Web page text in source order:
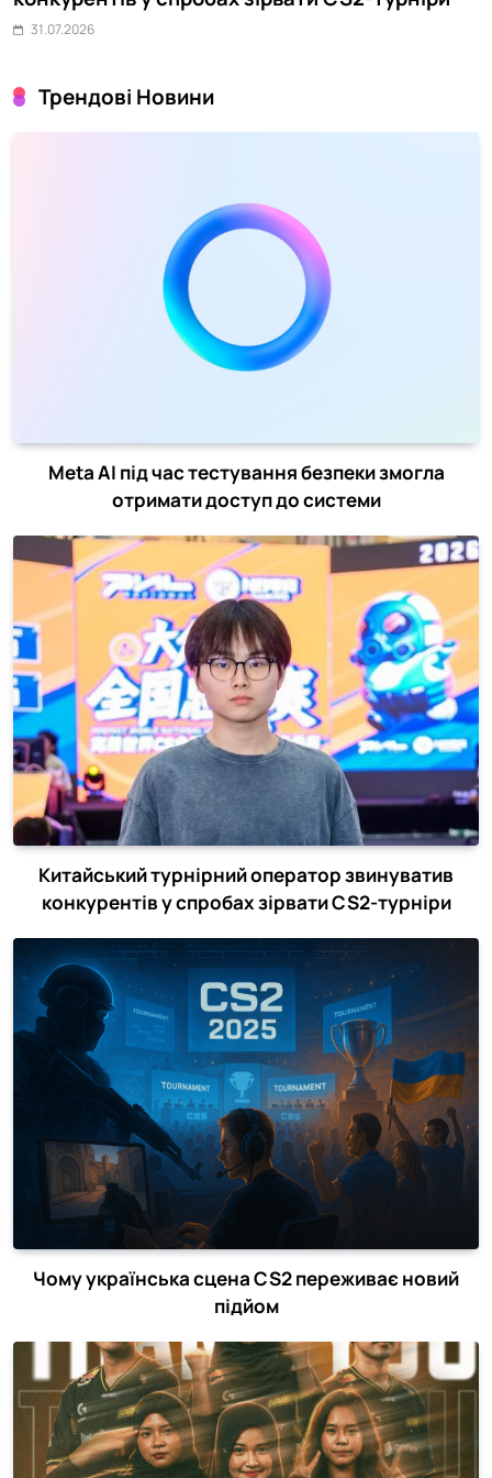
31.07.2026
Трендові Новини
Meta AI під час тестування безпеки змогла
отримати доступ до системи
Китайський турнірний оператор звинуватив
конкурентів у спробах зірвати CS2-турніри
Чому українська сцена CS2 переживає новий
підйом